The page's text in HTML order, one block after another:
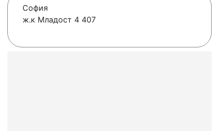
София
ж.к Младост 4 407